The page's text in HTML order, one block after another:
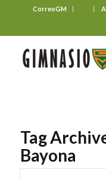
CorreoGM
Tag
Bayona